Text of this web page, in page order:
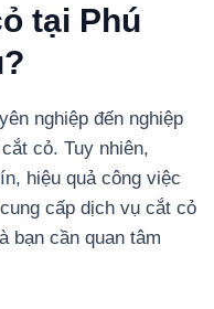
tại Phú
nghiệp đến nghiệp
cỏ. Tuy nhiên,
hiệu quả công việc
cấp dịch vụ cắt cỏ
bạn cần quan tâm